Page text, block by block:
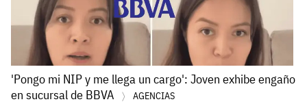
'Pongo mi NIP y me llega un cargo': Joven exhibe engaño
en sucursal de BBVA
AGENCIAS